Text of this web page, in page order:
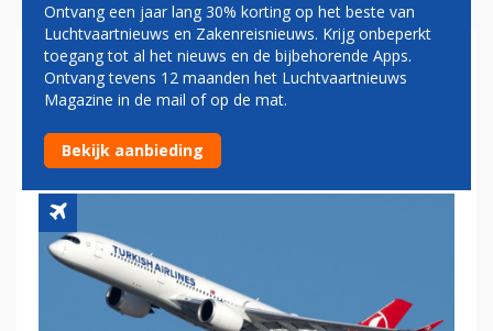
TURKISH AIRLINES HERSTELT
MEER OPGESCHORTE ROUTES
IN MIDDEN-OOSTEN
Ontvang een jaar lang 30% korting op het beste van
Luchtvaartnieuws en Zakenreisnieuws. Krijg onbeperkt
toegang tot al het nieuws en de bijbehorende Apps.
Ontvang tevens 12 maanden het Luchtvaartnieuws
Magazine in de mail of op de mat.
Bekijk aanbieding